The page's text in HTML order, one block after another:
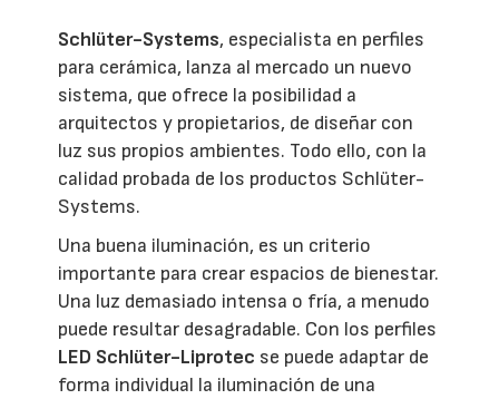
Schlüter-Systems, especialista en perfiles
para cerámica, lanza al mercado un nuevo
sistema, que ofrece la posibilidad a
arquitectos y propietarios, de diseñar con
luz sus propios ambientes. Todo ello, con la
calidad probada de los productos Schlüter-
Systems.
Una buena iluminación, es un criterio
importante para crear espacios de bienestar.
Una luz demasiado intensa o fría, a menudo
puede resultar desagradable. Con los perfiles
LED Schlüter-Liprotec se puede adaptar de
forma individual la iluminación de una